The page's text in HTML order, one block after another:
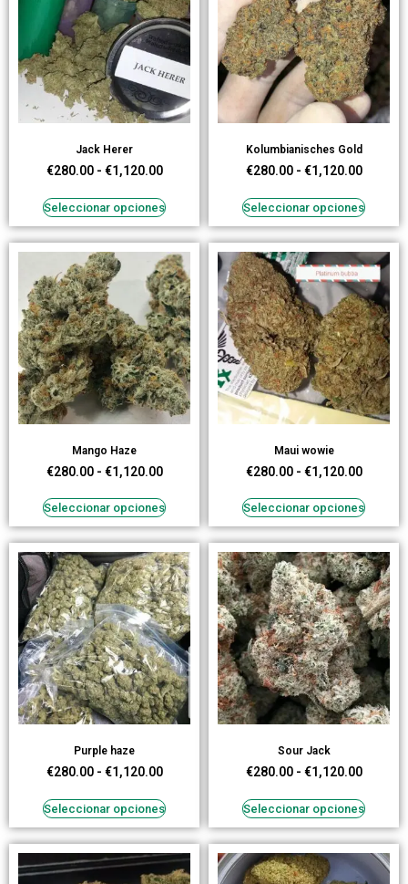
Jack Herer
€280.00 - €1,120.00
Seleccionar opciones
Kolumbianisches Gold
€280.00 - €1,120.00
Seleccionar opciones
Mango Haze
€280.00 - €1,120.00
Seleccionar opciones
Maui wowie
€280.00 - €1,120.00
Seleccionar opciones
Purple haze
€280.00 - €1,120.00
Seleccionar opciones
Sour Jack
€280.00 - €1,120.00
Seleccionar opciones